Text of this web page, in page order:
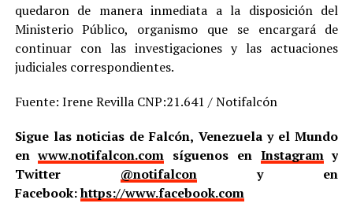
quedaron de manera inmediata a la disposición del
Ministerio Público, organismo que se encargará de
continuar con las investigaciones y las actuaciones
judiciales correspondientes.
Fuente: Irene Revilla CNP:21.641 / Notifalcón
Sigue las noticias de Falcón, Venezuela y el Mundo
enwww.notifalcon.com síguenos en Instagramy
Twitter @notifalcony en
Facebook:https://www.facebook.com